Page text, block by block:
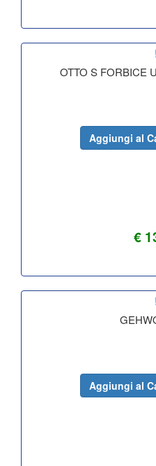
!
OTTO S FORBICE
€
Aggiungi al
!
Aggiungi al